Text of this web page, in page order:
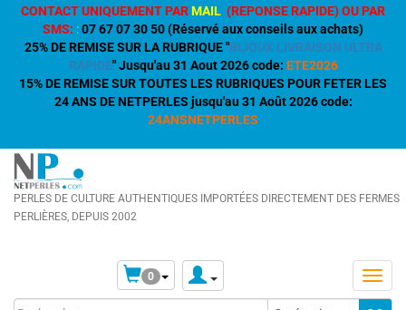
CONTACT UNIQUEMENT PARMAIL (REPONSE RAPIDE) OU PAR
SMS: :07 67 07 30 50 (Réservé aux conseils aux achats)
25% DE REMISE SUR LA RUBRIQUE "BIJOUX LIVRAISON ULTRA
RAPIDE" Jusqu'au 31 Aout 2026 code: ETE2026
15% DE REMISE SUR TOUTES LES RUBRIQUES POUR FETER LES
24 ANS DE NETPERLES jusqu'au 31 Août 2026 code:
24ANSNETPERLES
PERLES DE CULTURE AUTHENTIQUES IMPORTÉES DIRECTEMENT DES FERMES
PERLIÈRES, DEPUIS 2002
0